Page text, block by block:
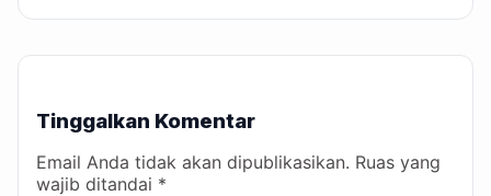
Tinggalkan Komentar
Email Anda tidak akan dipublikasikan. Ruas yang
wajib ditandai *